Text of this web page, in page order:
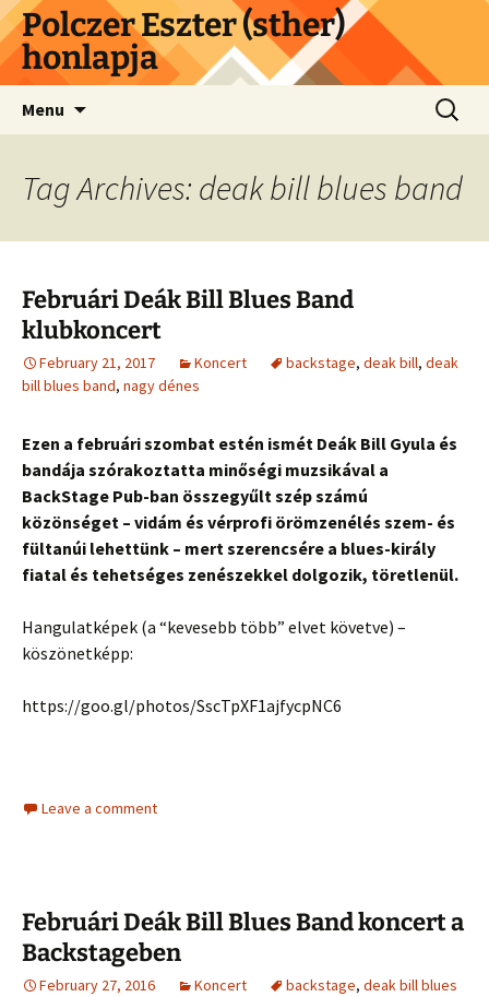
Skip
to
content
Polczer Eszter (sther)
honlapja
Menu
Search
for:
Tag Archives: deak bill blues band
Februári Deák Bill Blues Band
klubkoncert
February 21, 2017 Koncert backstage, deak bill, deak
bill blues band, nagy dénes
Ezen a februári szombat estén ismét Deák Bill Gyula és
bandája szórakoztatta minőségi muzsikával a
BackStage Pub-ban összegyűlt szép számú
közönséget – vidám és vérprofi örömzenélés szem- és
fültanúi lehettünk – mert szerencsére a blues-király
fiatal és tehetséges zenészekkel dolgozik, töretlenül.
Hangulatképek (a “kevesebb több” elvet követve) –
köszönetképp:
https://goo.gl/photos/SscTpXF1ajfycpNC6
Leave a comment
Februári Deák Bill Blues Band koncert a
Backstageben
February 27, 2016 Koncert backstage, deak bill blues